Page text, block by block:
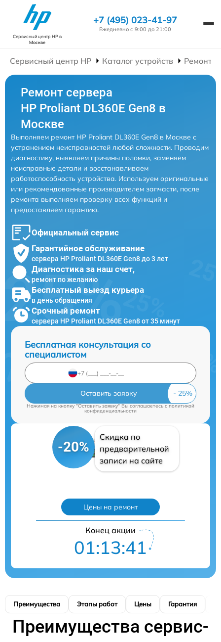
Сервисный центр HPв
Москве
+7 (495) 023-41-97
Ежедневно с 9:00 до 21:00
Сервисный центр HP Каталог устройств Ремонт
Ремонт сервера
HP Proliant DL360E Gen8 в
Москве
Выполняем ремонт HP Proliant DL360E Gen8 в Москве с
устранением неисправностей любой сложности. Проводим
диагностику, выявляем причины поломки, заменяем
неисправные детали и восстанавливаем
работоспособность устройства. Используем оригинальные
или рекомендованные производителем запчасти, после
ремонта выполняем проверку всех функций и
предоставляем гарантию.
Официальный сервис
Гарантийное обслуживание
сервера HP Proliant DL360E Gen8 до 3 лет
Диагностика за наш счет,
ремонт по желанию
Бесплатный выезд курьера
в день обращения
Срочный ремонт
сервера HP Proliant DL360E Gen8 от 35 минут
Бесплатная консультация со
специалистом
Оставить заявку
Нажимая на кнопку "Оставить заявку" Вы соглашаетесь cполитикой
конфиденциальности
-20%
Скидка по
предварительной
записи на сайте
Цены на ремонт
Конец акции
01:13:39
Преимущества Этапы работ Цены Гарантия
Преимущества сервис-